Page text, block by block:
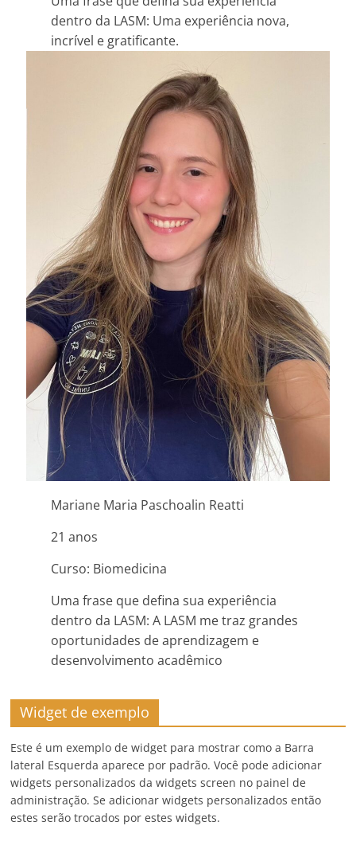
dentro da LASM: Uma experiência nova,
incrível e gratificante.
Mariane Maria Paschoalin Reatti
21 anos
Curso: Biomedicina
Uma frase que defina sua experiência
dentro da LASM: A LASM me traz grandes
oportunidades de aprendizagem e
desenvolvimento acadêmico
Widget de exemplo
Este é um exemplo de widget para mostrar como a Barra
lateral Esquerda aparece por padrão. Você pode adicionar
widgets personalizados da widgets screen no painel de
administração. Se adicionar widgets personalizados então
estes serão trocados por estes widgets.